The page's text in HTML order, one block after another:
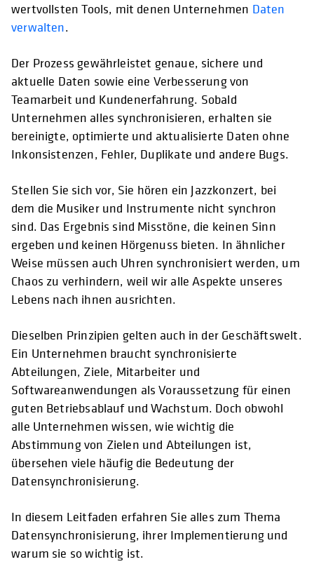
wertvollsten Tools, mit denen Unternehmen Daten
verwalten.
Der Prozess gewährleistet genaue, sichere und
aktuelle Daten sowie eine Verbesserung von
Teamarbeit und Kundenerfahrung. Sobald
Unternehmen alles synchronisieren, erhalten sie
bereinigte, optimierte und aktualisierte Daten ohne
Inkonsistenzen, Fehler, Duplikate und andere Bugs.
Stellen Sie sich vor, Sie hören ein Jazzkonzert, bei
dem die Musiker und Instrumente nicht synchron
sind. Das Ergebnis sind Misstöne, die keinen Sinn
ergeben und keinen Hörgenuss bieten. In ähnlicher
Weise müssen auch Uhren synchronisiert werden, um
Chaos zu verhindern, weil wir alle Aspekte unseres
Lebens nach ihnen ausrichten.
Dieselben Prinzipien gelten auch in der Geschäftswelt.
Ein Unternehmen braucht synchronisierte
Abteilungen, Ziele, Mitarbeiter und
Softwareanwendungen als Voraussetzung für einen
guten Betriebsablauf und Wachstum. Doch obwohl
alle Unternehmen wissen, wie wichtig die
Abstimmung von Zielen und Abteilungen ist,
übersehen viele häufig die Bedeutung der
Datensynchronisierung.
In diesem Leitfaden erfahren Sie alles zum Thema
Datensynchronisierung, ihrer Implementierung und
warum sie so wichtig ist.